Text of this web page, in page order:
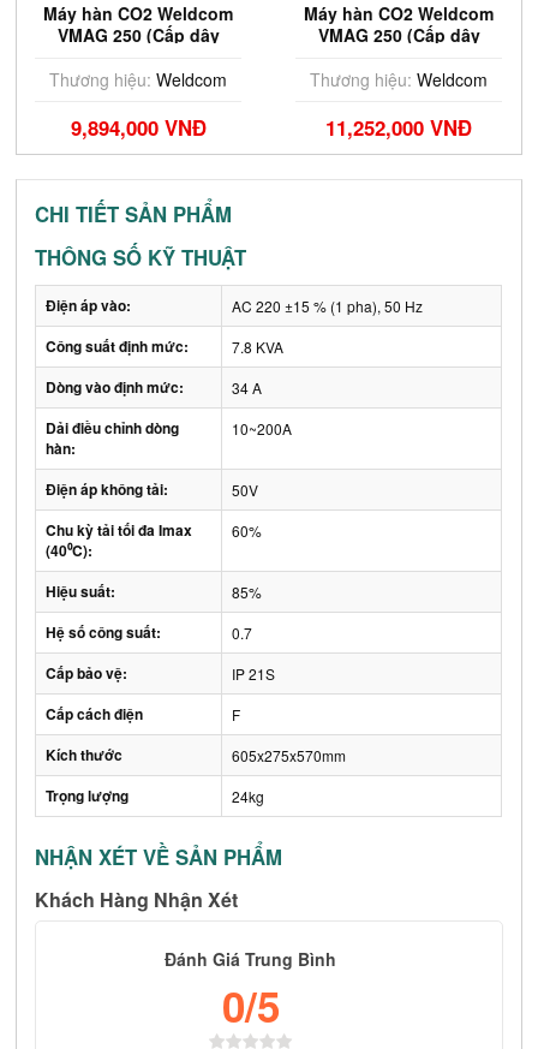
Máy hàn CO2 Weldcom
VMAG 250 (Cấp dây
Thương hiệu: Weldcom
9,894,000 VNĐ
Máy hàn CO2 Weldcom
VMAG 250 (Cấp dây
Thương hiệu: Weldcom
11,252,000 VNĐ
CHI TIẾT SẢN PHẨM
THÔNG SỐ KỸ THUẬT
Điện áp vào: AC 220 ±15 % (1 pha), 50 Hz
Công suất định mức: 7.8 KVA
Dòng vào định mức: 34 A
Dải điều chỉnh dòng
hàn:
10~200A
Điện áp không tải: 50V
Chu kỳ tải tối đa Imax
(40⁰C):
60%
Hiệu suất: 85%
Hệ số công suất: 0.7
Cấp bảo vệ: IP 21S
Cấp cách điện F
Kích thước 605x275x570mm
Trọng lượng 24kg
NHẬN XÉT VỀ SẢN PHẨM
Khách Hàng Nhận Xét
Đánh Giá Trung Bình
0/5